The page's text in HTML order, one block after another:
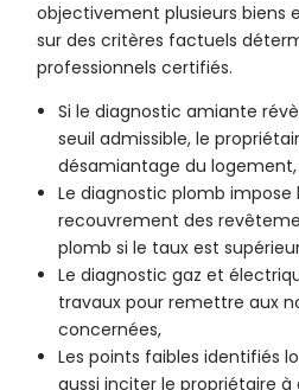
objectivement plusieurs biens
sur des critères factuels
professionnels certifiés.
Si le diagnostic amiante
seuil admissible, le
désamiantage du logement,
Le diagnostic plomb impose
recouvrement des
plomb si le taux est
Le diagnostic gaz et
travaux pour remettre aux
concernées,
Les points faibles identifiés
aussi inciter le propriétaire à